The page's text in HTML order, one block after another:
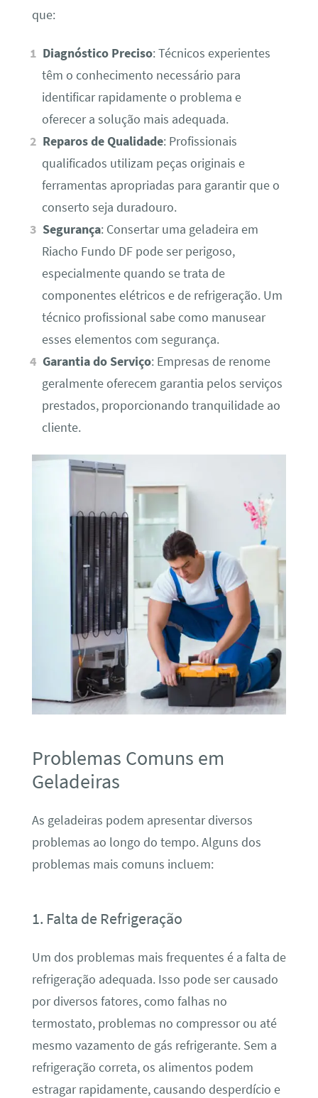
que:
Diagnóstico Preciso: Técnicos experientes
têm o conhecimento necessário para
identificar rapidamente o problema e
oferecer a solução mais adequada.
Reparos de Qualidade: Profissionais
qualificados utilizam peças originais e
ferramentas apropriadas para garantir que o
conserto seja duradouro.
Segurança: Consertar uma geladeira em
Riacho Fundo DF pode ser perigoso,
especialmente quando se trata de
componentes elétricos e de refrigeração. Um
técnico profissional sabe como manusear
esses elementos com segurança.
Garantia do Serviço: Empresas de renome
geralmente oferecem garantia pelos serviços
prestados, proporcionando tranquilidade ao
cliente.
Problemas Comuns em
Geladeiras
As geladeiras podem apresentar diversos
problemas ao longo do tempo. Alguns dos
problemas mais comuns incluem:
1. Falta de Refrigeração
Um dos problemas mais frequentes é a falta de
refrigeração adequada. Isso pode ser causado
por diversos fatores, como falhas no
termostato, problemas no compressor ou até
mesmo vazamento de gás refrigerante. Sem a
refrigeração correta, os alimentos podem
estragar rapidamente, causando desperdício e